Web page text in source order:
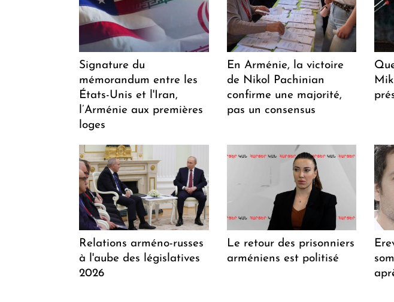
Signature du
mémorandum entre les
États-Unis et l'Iran,
l’Arménie aux premières
loges
En Arménie, la victoire
de Nikol Pachinian
confirme une majorité,
pas un consensus
Relations arméno-russes
à l'aube des législatives
2026
Le retour des prisonniers
arméniens est politisé